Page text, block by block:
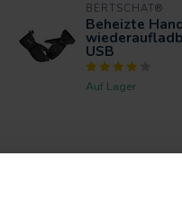
BERTSCHAT®
Beheizte
USB
Auf Lager